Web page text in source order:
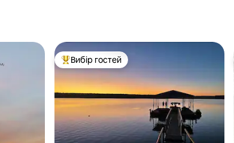
Топ вибір гостей
Вибір гостей